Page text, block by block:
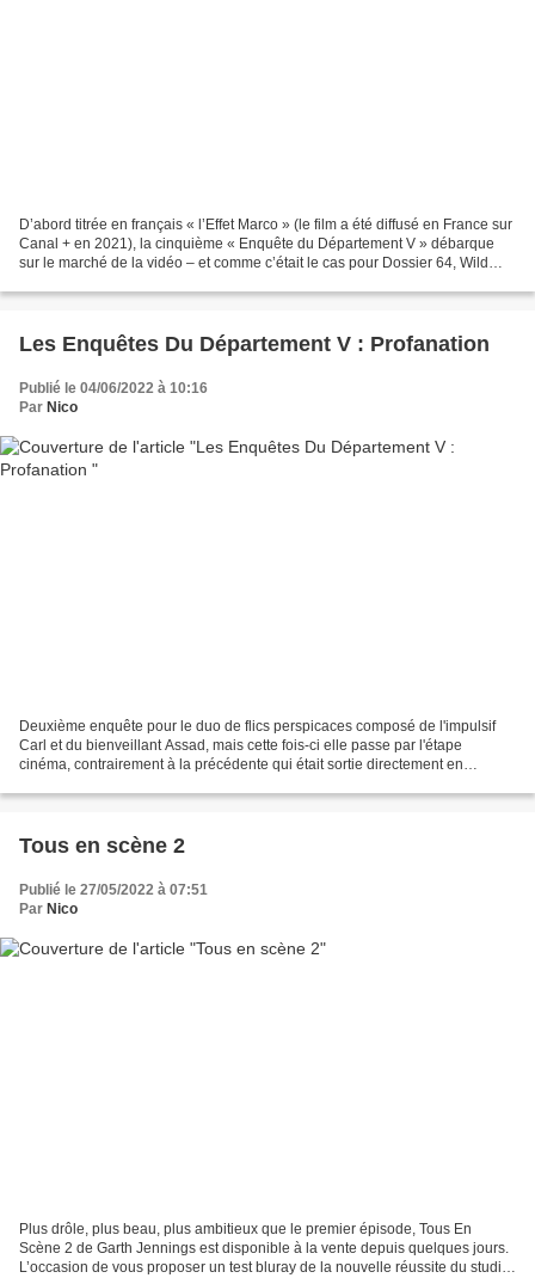
D’abord titrée en français « l’Effet Marco » (le film a été diffusé en France sur
Canal + en 2021), la cinquième « Enquête du Département V » débarque
sur le marché de la vidéo – et comme c’était le cas pour Dossier 64, Wild
Les Enquêtes Du Département V : Profanation
Publié le 04/06/2022 à 10:16
Par Nico
Deuxième enquête pour le duo de flics perspicaces composé de l'impulsif
Carl et du bienveillant Assad, mais cette fois-ci elle passe par l'étape
cinéma, contrairement à la précédente qui était sortie directement en
Tous en scène 2
Publié le 27/05/2022 à 07:51
Par Nico
Plus drôle, plus beau, plus ambitieux que le premier épisode, Tous En
Scène 2 de Garth Jennings est disponible à la vente depuis quelques jours.
L’occasion de vous proposer un test bluray de la nouvelle réussite du studio